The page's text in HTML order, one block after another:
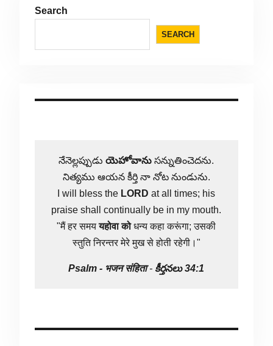
Search
SEARCH
నేనెల్లప్పుడుయెహోవాను సన్నుతించెదను.
నిత్యము ఆయన కీర్తి నా నోట నుండును.
I will bless the LORD at all times; his
praise shall continually be in my mouth.
"मैं हर समययहोवा कोधन्य कहा करूंगा; उसकी
स्तुति निरन्तर मेरे मुख से होती रहेगी।"
Psalm - भजन संहिता- కీర్తనలు 34:1